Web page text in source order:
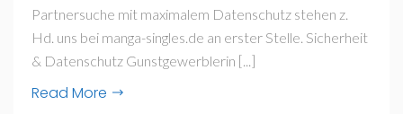
Partnersuche mit maximalem Datenschutz stehen z.
Hd. uns bei manga-singles.de an erster Stelle. Sicherheit
& Datenschutz Gunstgewerblerin [...]
Read More